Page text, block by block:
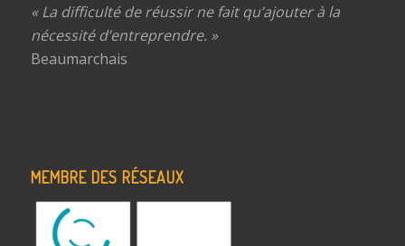
« La difficulté de réussir ne fait qu’ajouter à la
nécessité d’entreprendre. »
Beaumarchais
MEMBRE DES RÉSEAUX